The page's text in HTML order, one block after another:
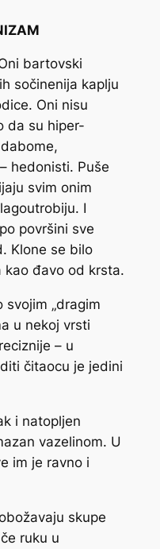
bartovski
sočinenija kaplju
Oni nisu
da su hiper-
hedonisti. Puše
svim onim
I
površini sve
Klone se bilo
kao đavo od krsta.
svojim „dragim
u nekoj vrsti
– u
čitaocu je jedini
i natopljen
vazelinom. U
im je ravno i
skupe
ruku u